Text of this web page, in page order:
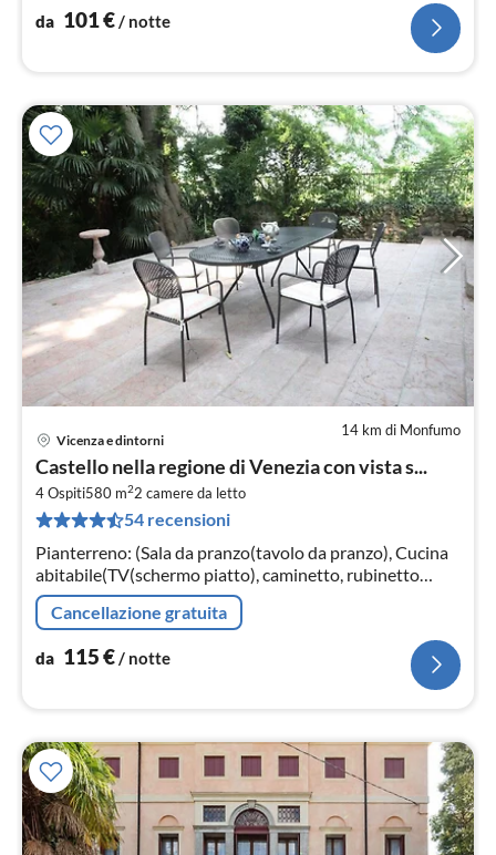
da 101€/ notte
14 km di Monfumo
Vicenza e dintorni
Castello nella regione di Venezia con vista s...
4 Ospiti580 m22 camere da letto
54 recensioni
Pianterreno: (Sala da pranzo(tavolo da pranzo), Cucina
abitabile(TV(schermo piatto), caminetto, rubinetto
acqua bollente, mobile cucina(5 fuochi, gas)
Cancellazione gratuita
da 115€/ notte